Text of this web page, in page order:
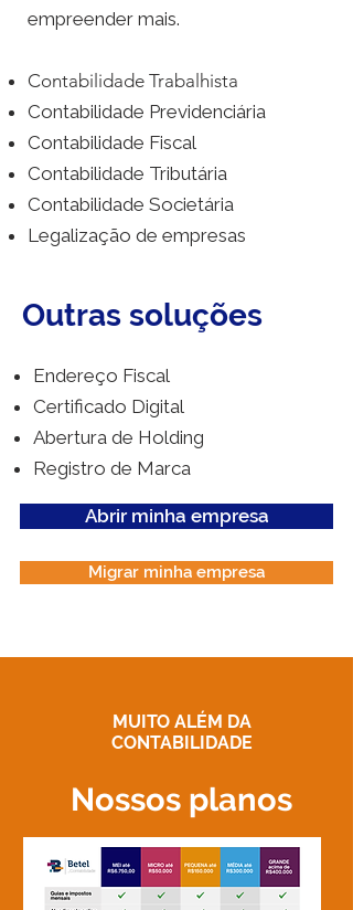
empreender mais.
Contabilidade Trabalhista
Contabilidade Previdenciária
Contabilidade Fiscal
Contabilidade Tributária
Contabilidade Societária
Legalização de empresas​​
Outras soluções
Endereço Fiscal
​Certificado Digital
Abertura de Holding
Registro de Marca
Abrir minha empresa
Migrar minha empresa
MUITO ALÉM DA
CONTABILIDADE
Nossos planos